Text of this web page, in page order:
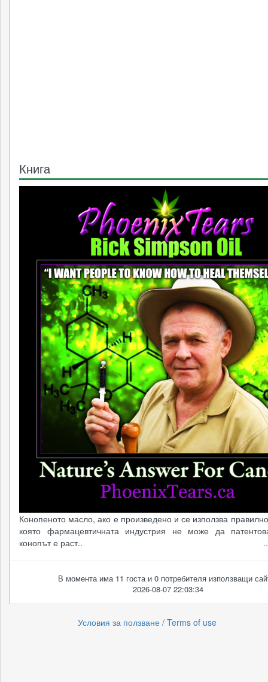
Книга
Конопеното масло, ако е произведено и се използва
която фармацевтичната индустрия не може да
конопът е раст..
В момента има 11 госта и 0 потребителя използващи
2026-08-07 22:03:34
Условия за ползване / Terms of use